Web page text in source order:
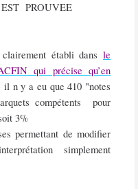
PROUVEE
établi dans le
qui précise qu’en
il n y a eu que 410 "notes
compétents
pour
3%
permettant de modifier
simplement